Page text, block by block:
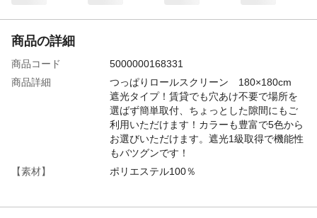
商品の詳細
商品コード
5000000168331
商品詳細
つっぱりロールスクリーン 180×180cm
遮光タイプ！賃貸でも穴あけ不要で場所を
選ばず簡単取付、ちょっとした隙間にもご
利用いただけます！カラーも豊富で5色から
お選びいただけます。遮光1級取得で機能性
もバツグンです！
【素材】
ポリエステル100％
【梱包サイズ】
W8×D6×H200cm、【梱包重量】3.2kg